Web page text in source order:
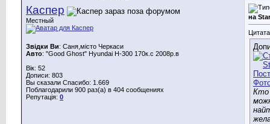
Каспер
Местный
Звідки Ви: Саня,місто Черкаси
Авто: "Good Ghost" Hyundai H-300 170к.с 2008р.в
Вік: 52
Дописи: 803
Вы сказали Спасибо: 1.669
Поблагодарили 900 раз(а) в 404 сообщениях
Репутація: 0
на
Кто